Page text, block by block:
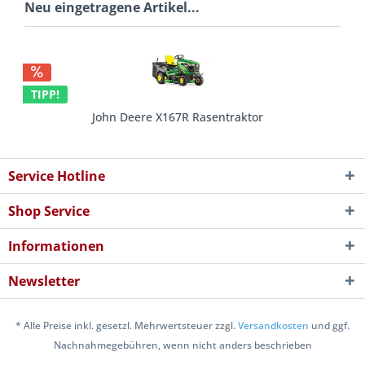
Neu eingetragene Artikel...
TIPP!
John Deere X167R Rasentraktor
Service Hotline
Shop Service
Informationen
Newsletter
* Alle Preise inkl. gesetzl. Mehrwertsteuer zzgl.Versandkosten und ggf.
Nachnahmegebühren, wenn nicht anders beschrieben